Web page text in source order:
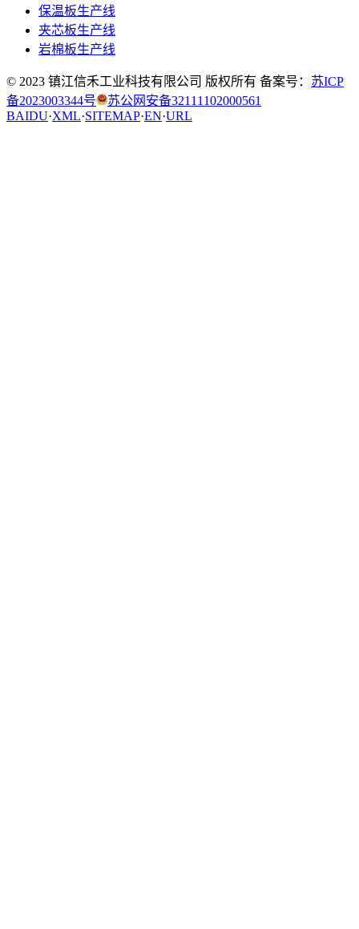
保温板生产线
夹芯板生产线
岩棉板生产线
© 2023 镇江信禾工业科技有限公司 版权所有 备案号： 苏ICP
备2023003344号
苏公网安备32111102000561
BAIDU·XML·SITEMAP·EN·URL